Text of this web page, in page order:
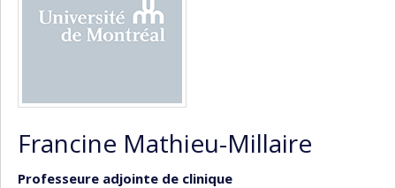
Francine Mathieu-Millaire
Professeure adjointe de clinique